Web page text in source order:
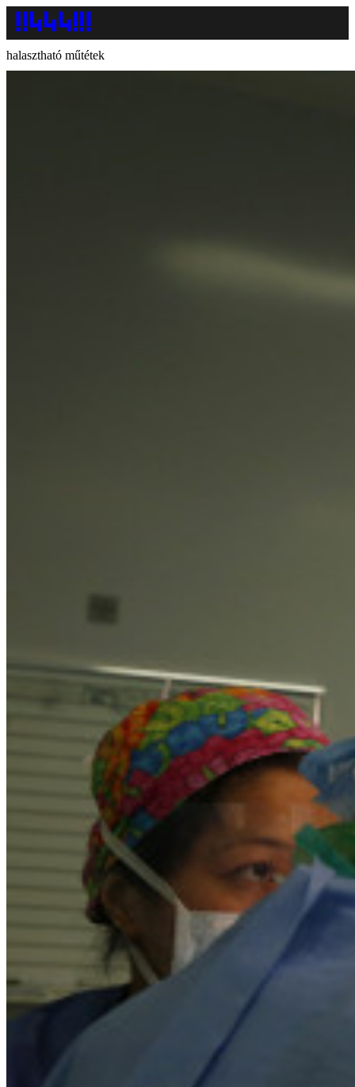
halasztható műtétek